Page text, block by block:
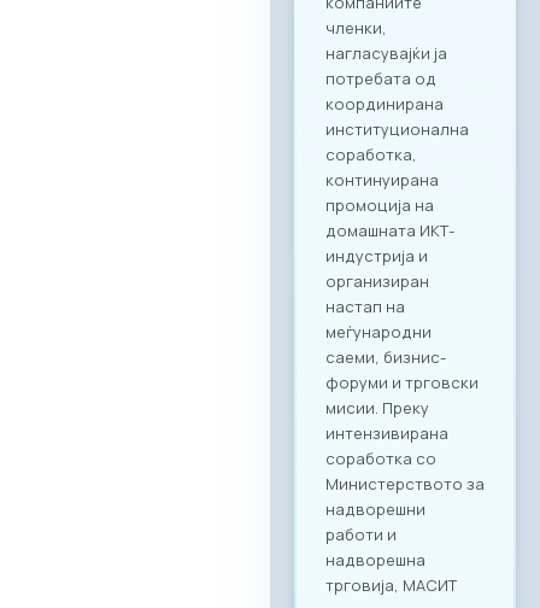
следниот линк:
Превземи PDF
Агенда
Регистрација и
Matchmaking
Учеството на
„Digital Bridge &
Business ICT Forum
2026“ нуди
стратешка можност
за македонските
компании да
остварат директен
контакт со повеќе
од 20 реномирани
грчки ИКТ компании
кои доаѓаат во
Скопје со цел
воспоставување
конкретна деловна
соработка.
Форумот е
конципиран да
поттикне не само